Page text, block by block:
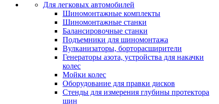
Для легковых автомобилей
Шиномонтажные комплекты
Шиномонтажные станки
Балансировочные станки
Подъемники для шиномонтажа
Вулканизаторы, борторасширители
Генераторы азота, устройства для накачки
колес
Мойки колес
Оборудование для правки дисков
Стенды для измерения глубины протектора
шин